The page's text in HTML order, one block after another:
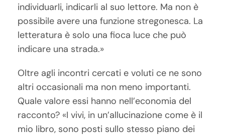
individuarli, indicarli al suo lettore. Ma non è
possibile avere una funzione stregonesca. La
letteratura è solo una fioca luce che può
indicare una strada.»
Oltre agli incontri cercati e voluti ce ne sono
altri occasionali ma non meno importanti.
Quale valore essi hanno nell’economia del
racconto? «I vivi, in un’allucinazione come è il
mio libro, sono posti sullo stesso piano dei